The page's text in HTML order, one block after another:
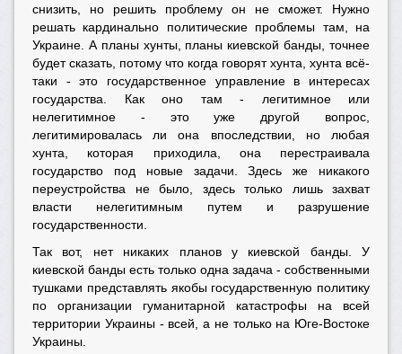
снизить, но решить проблему он не сможет. Нужно
решать кардинально политические проблемы там, на
Украине. А планы хунты, планы киевской банды, точнее
будет сказать, потому что когда говорят хунта, хунта всё-
таки - это государственное управление в интересах
государства. Как оно там - легитимное или
нелегитимное - это уже другой вопрос,
легитимировалась ли она впоследствии, но любая
хунта, которая приходила, она перестраивала
государство под новые задачи. Здесь же никакого
переустройства не было, здесь только лишь захват
власти нелегитимным путем и разрушение
государственности.
Так вот, нет никаких планов у киевской банды. У
киевской банды есть только одна задача - собственными
тушками представлять якобы государственную политику
по организации гуманитарной катастрофы на всей
территории Украины - всей, а не только на Юге-Востоке
Украины.